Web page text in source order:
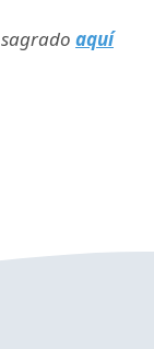
aquí